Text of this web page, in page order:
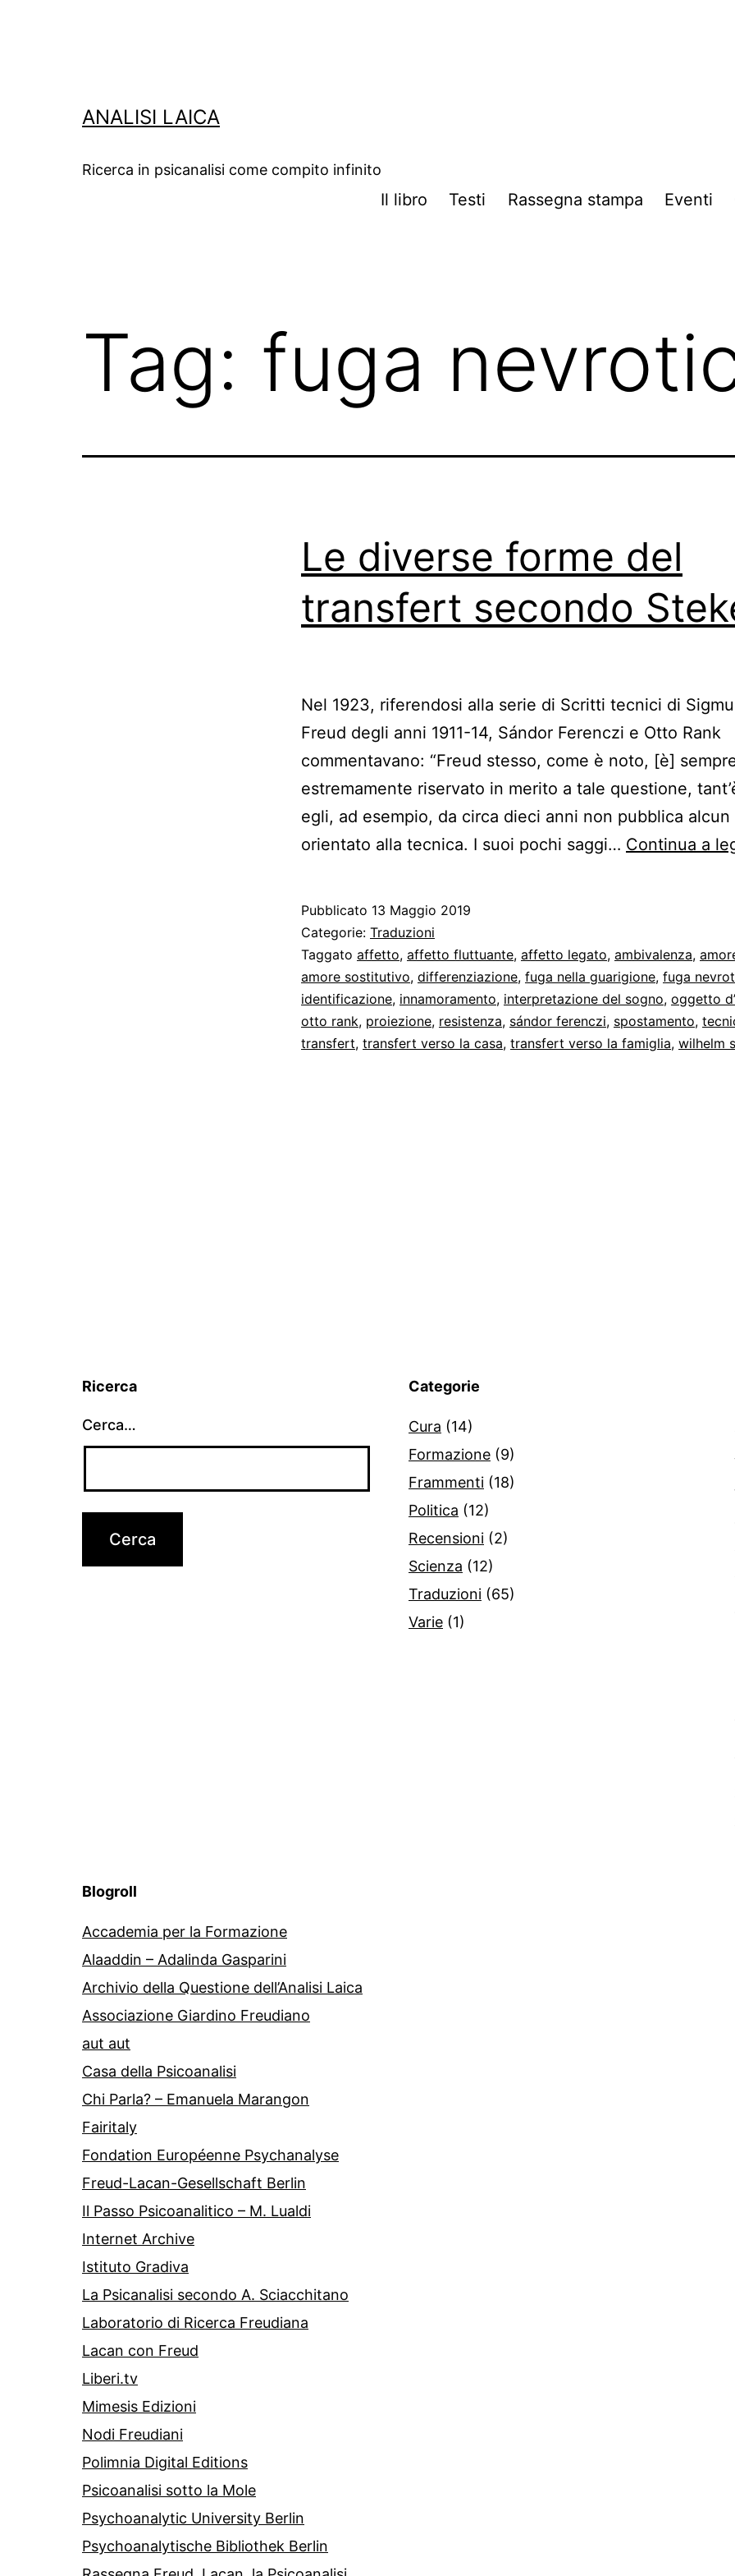
ANALISI LAICA
Ricerca in psicanalisi come compito infinito
Il libro Testi Rassegna stampa Eventi
Tag: fuga
Le diverse forme del
transfert secondo
Nel 1923, riferendosi alla serie di Scritti tecnici di
Freud degli anni 1911-14, Sándor Ferenczi e Otto Rank
commentavano: “Freud stesso, come è noto, [è]
estremamente riservato in merito a tale questione,
egli, ad esempio, da circa dieci anni non pubblica alcun
orientato alla tecnica. I suoi pochi saggi… Continua a
Pubblicato 13 Maggio 2019
Categorie: Traduzioni
Taggato affetto, affetto fluttuante, affetto legato, ambivalenza,
amore sostitutivo, differenziazione, fuga nella guarigione, fuga
identificazione, innamoramento, interpretazione del sogno, oggetto
otto rank, proiezione, resistenza, sándor ferenczi, spostamento,
transfert, transfert verso la casa, transfert verso la famiglia, wilhelm
Ricerca
Cerca…
Categorie
Cura (14)
Formazione (9)
Frammenti (18)
Politica (12)
Recensioni (2)
Scienza (12)
Traduzioni (65)
Varie (1)
Blogroll
Accademia per la Formazione
Alaaddin – Adalinda Gasparini
Archivio della Questione dell’Analisi Laica
Associazione Giardino Freudiano
aut aut
Casa della Psicoanalisi
Chi Parla? – Emanuela Marangon
Fairitaly
Fondation Européenne Psychanalyse
Freud-Lacan-Gesellschaft Berlin
Il Passo Psicoanalitico – M. Lualdi
Internet Archive
Istituto Gradiva
La Psicanalisi secondo A. Sciacchitano
Laboratorio di Ricerca Freudiana
Lacan con Freud
Liberi.tv
Mimesis Edizioni
Nodi Freudiani
Polimnia Digital Editions
Psicoanalisi sotto la Mole
Psychoanalytic University Berlin
Psychoanalytische Bibliothek Berlin